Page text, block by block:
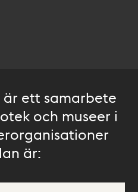
är ett samarbete
och museer i
är: